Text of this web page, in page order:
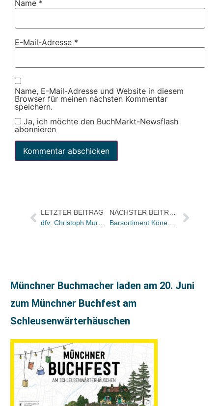
Name *
E-Mail-Adresse *
Name, E-Mail-Adresse und Website in diesem
Browser für meinen nächsten Kommentar
speichern.
Ja, ich möchte den BuchMarkt-Newsflash
abonnieren
LETZTER BEITRAG
dfv: Christoph Murmann wird Leiter Unternehmenskommunikation
Münchner Buchmacher laden am 20. Juni
zum Münchner Buchfest am
Schleusenwärterhäuschen